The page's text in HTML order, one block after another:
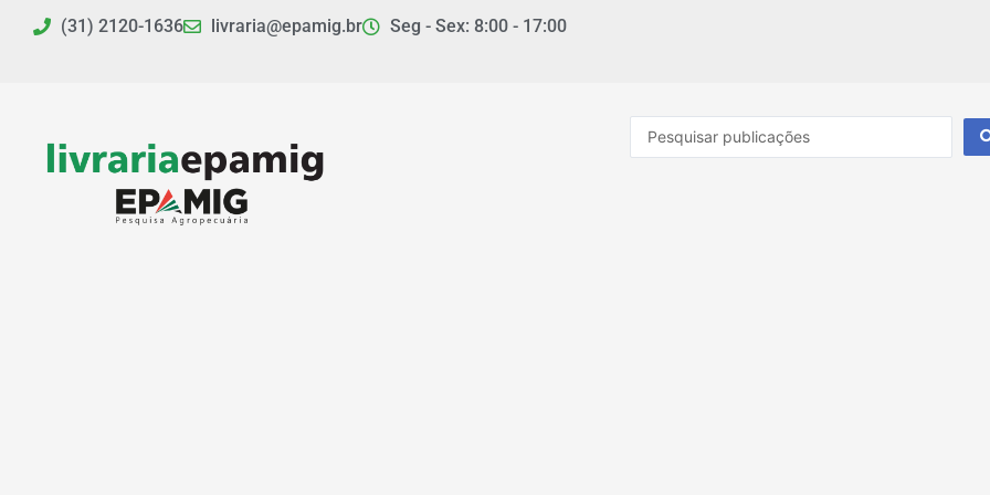
(31) 2120-1636 livraria@epamig.br Seg - Sex: 8:00 - 17:00
Pesquisar
...